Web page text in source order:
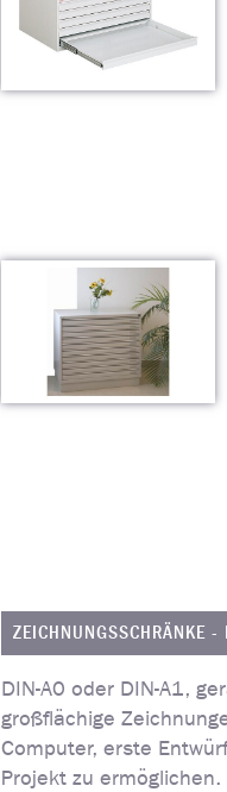
ZEICHNUNGSSCHRÄNKE -
DIN-A0 oder DIN-A1,
großflächige
Computer, erste
Projekt zu